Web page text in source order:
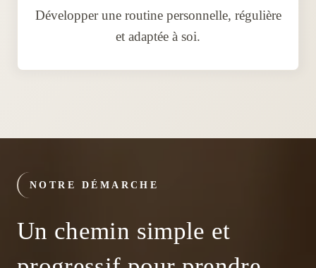
Développer une routine personnelle, régulière
et adaptée à soi.
NOTRE DÉMARCHE
Un chemin simple et